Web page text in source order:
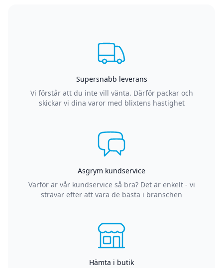
Supersnabb leverans
Vi förstår att du inte vill vänta. Därför packar och
skickar vi dina varor med blixtens hastighet
Asgrym kundservice
Varför är vår kundservice så bra? Det är enkelt - vi
strävar efter att vara de bästa i branschen
Hämta i butik